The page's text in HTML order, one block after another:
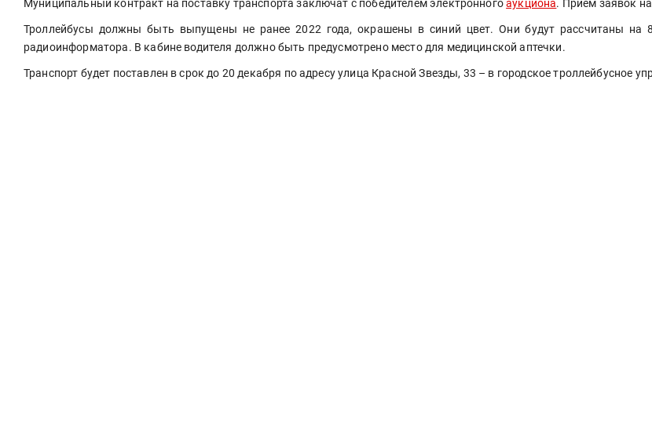
Муниципальный контракт на поставку транспорта заключат с победителем электронного аукциона. Прием заявок
Троллейбусы должны быть выпущены не ранее 2022 года, окрашены в синий цвет. Они будут рассчитаны на
радиоинформатора. В кабине водителя должно быть предусмотрено место для медицинской аптечки.
Транспорт будет поставлен в срок до 20 декабря по адресу улица Красной Звезды, 33 – в городское троллейбусное